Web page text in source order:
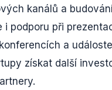
kanálů a
i podporu při
a
získat další